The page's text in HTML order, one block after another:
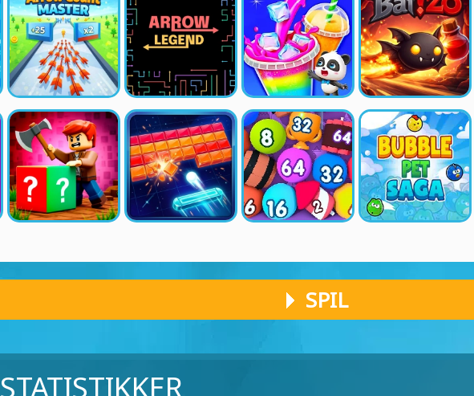
SPIL
STATISTIKKER